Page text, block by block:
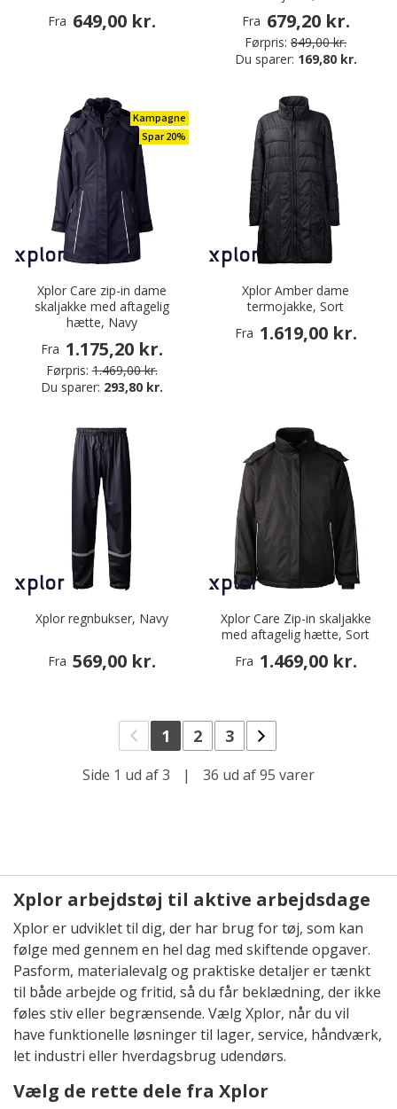
Fra 649,00 kr.
Fra 679,20 kr.
Førpris: 849,00 kr.
Du sparer: 169,80 kr.
Kampagne
Spar 20%
Xplor Care zip-in dame
skaljakke med aftagelig
hætte, Navy
Fra 1.175,20 kr.
Førpris: 1.469,00 kr.
Du sparer: 293,80 kr.
Xplor Amber dame
termojakke, Sort
Fra 1.619,00 kr.
Xplor regnbukser, Navy
Fra 569,00 kr.
Xplor Care Zip-in skaljakke
med aftagelig hætte, Sort
Fra 1.469,00 kr.
1 2 3
Side 1 ud af 3 | 36 ud af 95 varer
Xplor arbejdstøj til aktive arbejdsdage
Xplor er udviklet til dig, der har brug for tøj, som kan
følge med gennem en hel dag med skiftende opgaver.
Pasform, materialevalg og praktiske detaljer er tænkt
til både arbejde og fritid, så du får beklædning, der ikke
føles stiv eller begrænsende. Vælg Xplor, når du vil
have funktionelle løsninger til lager, service, håndværk,
let industri eller hverdagsbrug udendørs.
Vælg de rette dele fra Xplor